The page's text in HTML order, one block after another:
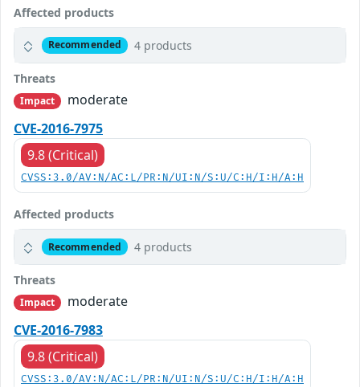
Affected products
Recommended 4 products
Threats
Impact
moderate
CVE-2016-7975
9.8 (Critical)
CVSS:3.0/AV:N/AC:L/PR:N/UI:N/S:U/C:H/I:H/A:H
Affected products
Recommended 4 products
Threats
Impact
moderate
CVE-2016-7983
9.8 (Critical)
CVSS:3.0/AV:N/AC:L/PR:N/UI:N/S:U/C:H/I:H/A:H